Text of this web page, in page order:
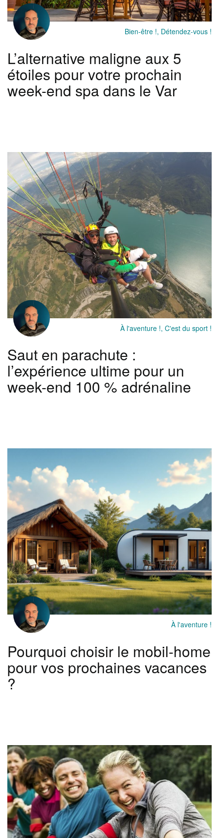
Bien-être !, Détendez-vous !
L’alternative maligne aux 5
étoiles pour votre prochain
week-end spa dans le Var
À l'aventure !, C'est du sport !
Saut en parachute :
l’expérience ultime pour un
week-end 100 % adrénaline
À l'aventure !
Pourquoi choisir le mobil-home
pour vos prochaines vacances
?